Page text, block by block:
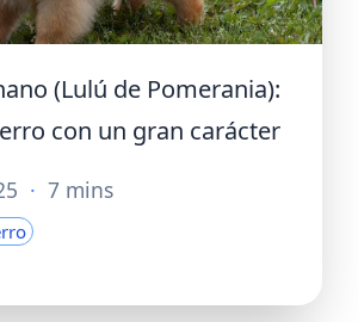
(Lulú de Pomerania):
con un gran carácter
· 7 mins